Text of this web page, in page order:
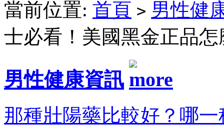
當前位置: 首頁 > 男性健
士必看！美國黑金正品
男性健康資訊
那種壯陽藥比較好？哪